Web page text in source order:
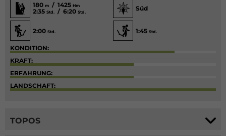
180 m / 1425 Hm
2:35 Std. / 6:20 Std.
Süd
2:00 Std. 1:45 Std.
KONDITION:
KRAFT:
ERFAHRUNG:
LANDSCHAFT:
TOPOS